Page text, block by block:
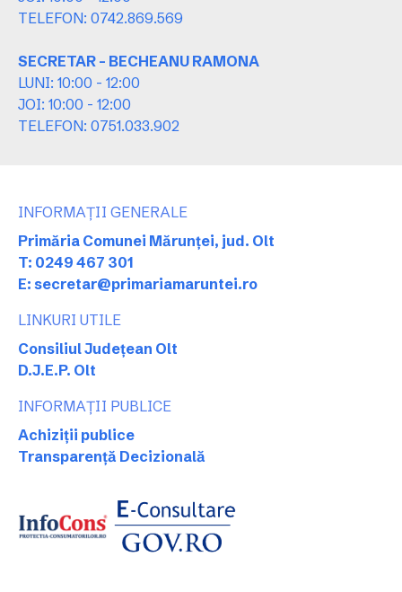
TELEFON: 0742.869.569
SECRETAR - BECHEANU RAMONA
LUNI: 10:00 - 12:00
JOI: 10:00 - 12:00
TELEFON: 0751.033.902
INFORMAȚII GENERALE
Primăria Comunei Mărunței, jud. Olt
T: 0249 467 301
E: secretar@primariamaruntei.ro
LINKURI UTILE
Consiliul Județean Olt
D.J.E.P. Olt
INFORMAȚII PUBLICE
Achiziții publice
Transparență Decizională